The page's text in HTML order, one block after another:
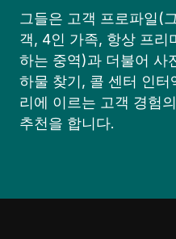
그들은 고객 프로파일(
객, 4인 가족, 항상 프리
하는 중역)과 더불어 사
하물 찾기, 콜 센터 인
리에 이르는 고객 경험
추천을 합니다.